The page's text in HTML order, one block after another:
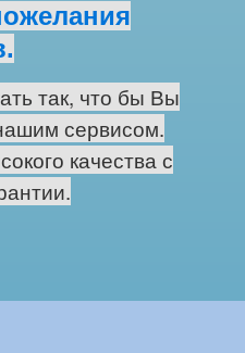
так, что бы Вы
сервисом.
качества с